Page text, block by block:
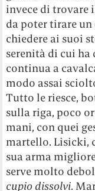
invece di trovare
da poter tirare un
chiedere ai suoi
serenità di cui
continua a
modo assai
Tutto le riesce,
sulla riga, poco
mani, con quei
martello. Lisicki,
sua arma
serve molto
cupio dissolvi.